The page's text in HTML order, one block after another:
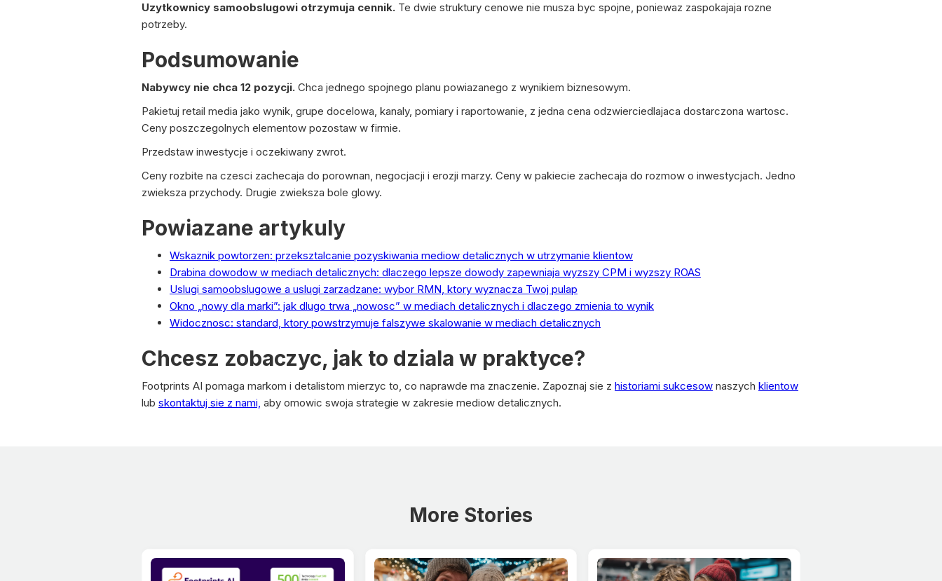
Uzytkownicy samoobslugowi otrzymuja cennik. Te dwie struktury cenowe nie musza byc spojne, poniewaz zaspokajaja rozne
potrzeby.
Podsumowanie
Nabywcy nie chca 12 pozycji. Chca jednego spojnego planu powiazanego z wynikiem biznesowym.
Pakietuj retail media jako wynik, grupe docelowa, kanaly, pomiary i raportowanie, z jedna cena odzwierciedlajaca dostarczona wartosc.
Ceny poszczegolnych elementow pozostaw w firmie.
Przedstaw inwestycje i oczekiwany zwrot.
Ceny rozbite na czesci zachecaja do porownan, negocjacji i erozji marzy. Ceny w pakiecie zachecaja do rozmow o inwestycjach. Jedno
zwieksza przychody. Drugie zwieksza bole glowy.
Powiazane artykuly
Wskaznik powtorzen: przeksztalcanie pozyskiwania mediow detalicznych w utrzymanie klientow
Drabina dowodow w mediach detalicznych: dlaczego lepsze dowody zapewniaja wyzszy CPM i wyzszy ROAS
Uslugi samoobslugowe a uslugi zarzadzane: wybor RMN, ktory wyznacza Twoj pulap
Okno „nowy dla marki”: jak dlugo trwa „nowosc” w mediach detalicznych i dlaczego zmienia to wynik
Widocznosc: standard, ktory powstrzymuje falszywe skalowanie w mediach detalicznych
Chcesz zobaczyc, jak to dziala w praktyce?
Footprints AI pomaga markom i detalistom mierzyc to, co naprawde ma znaczenie. Zapoznaj sie z historiami sukcesow naszych klientow
lub skontaktuj sie z nami, aby omowic swoja strategie w zakresie mediow detalicznych.
More Stories